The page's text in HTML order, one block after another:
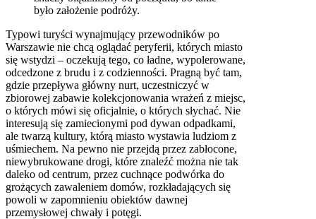
było założenie podróży.
Typowi turyści wynajmujący przewodników po
Warszawie nie chcą oglądać peryferii, których miasto
się wstydzi – oczekują tego, co ładne, wypolerowane,
odcedzone z brudu i z codzienności. Pragną być tam,
gdzie przepływa główny nurt, uczestniczyć w
zbiorowej zabawie kolekcjonowania wrażeń z miejsc,
o których mówi się oficjalnie, o których słychać. Nie
interesują się zamiecionymi pod dywan odpadkami,
ale twarzą kultury, którą miasto wystawia ludziom z
uśmiechem. Na pewno nie przejdą przez zabłocone,
niewybrukowane drogi, które znaleźć można nie tak
daleko od centrum, przez cuchnące podwórka do
grożących zawaleniem domów, rozkładających się
powoli w zapomnieniu obiektów dawnej
przemysłowej chwały i potęgi.